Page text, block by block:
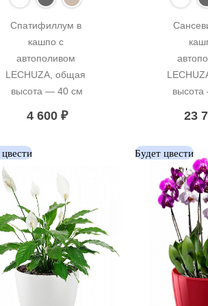
Спатифиллум в
кашпо с
автополивом
LECHUZA, общая
высота — 40 см
4 600 ₽ 23
Будет цвести